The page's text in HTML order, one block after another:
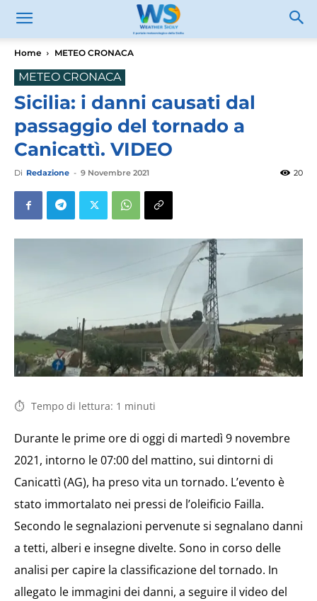
Home METEO CRONACA
METEO CRONACA
Sicilia: i danni causati dal
passaggio del tornado a
Canicattì. VIDEO
Di Redazione - 9 Novembre 2021 20
Tempo di lettura: 1 minuti
Durante le prime ore di oggi di martedì 9 novembre
2021, intorno le 07:00 del mattino, sui dintorni di
Canicattì (AG), ha preso vita un tornado. L’evento è
stato immortalato nei pressi de l’oleificio Failla.
Secondo le segnalazioni pervenute si segnalano danni
a tetti, alberi e insegne divelte. Sono in corso delle
analisi per capire la classificazione del tornado. In
allegato le immagini dei danni, a seguire il video del